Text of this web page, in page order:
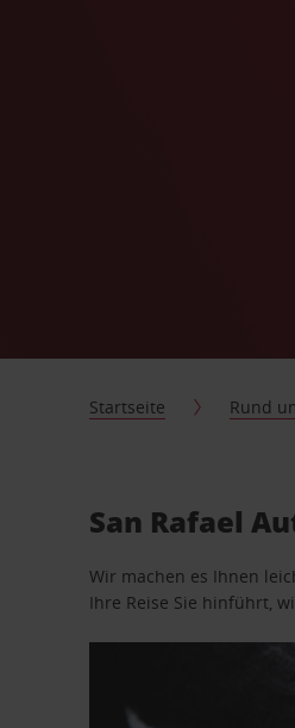
Startseite Rund
San Rafael
Wir machen es Ihnen
Ihre Reise Sie hinführt,